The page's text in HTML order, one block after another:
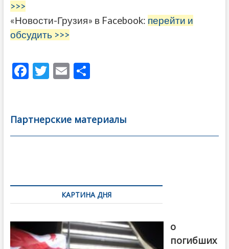
>>>
«Новости-Грузия» в Facebook: перейти и
обсудить >>>
F
b
o
T
er
E
l
О
а
в
Партнерские материалы
по
записямКАРТИНА ДНЯ
о
погибших